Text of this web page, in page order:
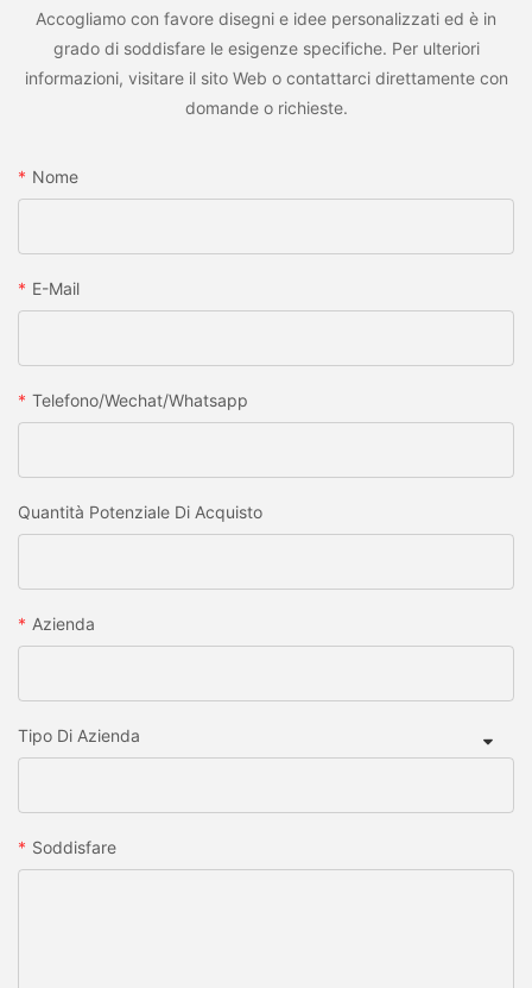
Accogliamo con favore disegni e idee personalizzati ed è in
grado di soddisfare le esigenze specifiche. Per ulteriori
informazioni, visitare il sito Web o contattarci direttamente con
domande o richieste.
Nome
E-Mail
Telefono/wechat/whatsapp
Quantità Potenziale Di Acquisto
Azienda
Tipo Di Azienda
Soddisfare